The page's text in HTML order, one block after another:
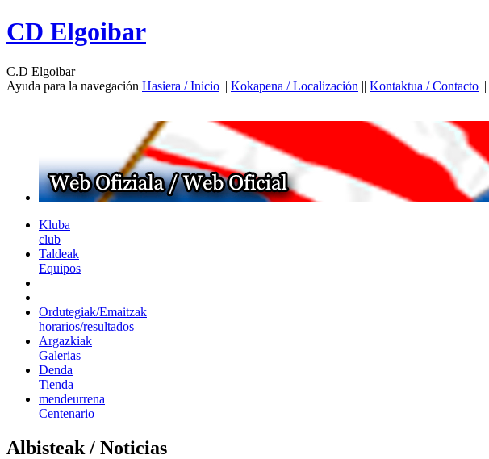
CD Elgoibar
C.D Elgoibar
Ayuda para la navegación Hasiera / Inicio || Kokapena / Localización || Kontaktua / Contacto ||
Kluba
club
Taldeak
Equipos
Ordutegiak/Emaitzak
horarios/resultados
Argazkiak
Galerias
Denda
Tienda
mendeurrena
Centenario
Albisteak / Noticias